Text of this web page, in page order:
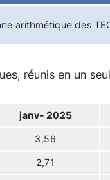
arithmétique des
réunis en un
janv- 2025
3,56
2,71